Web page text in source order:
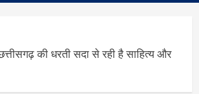
की धरती सदा से रही है साहित्य और